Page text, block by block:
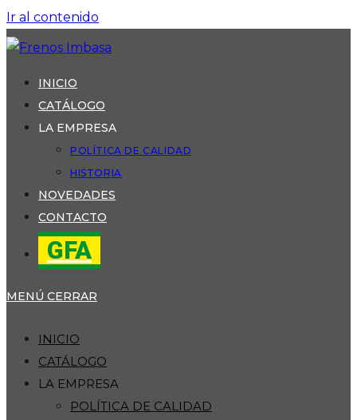
Ir al contenido
INICIO
CATÁLOGO
LA EMPRESA
POLÍTICA DE CALIDAD
HISTORIA
NOVEDADES
CONTACTO
GFA
MENÚ CERRAR
INICIO
CATÁLOGO
LA EMPRESA
POLÍTICA DE CALIDAD